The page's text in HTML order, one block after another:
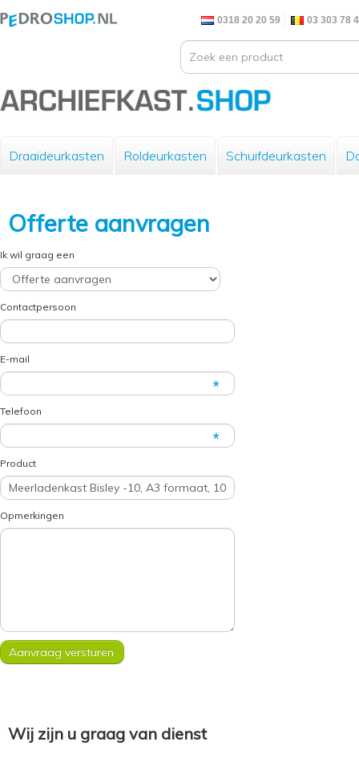
0318 20 20 59 03 303 78
Draaideurkasten Roldeurkasten Schuifdeurkasten
Offerte aanvragen
Ik wil graag een
Contactpersoon
E-mail
Telefoon
Product
Opmerkingen
Wij zijn u graag van dienst